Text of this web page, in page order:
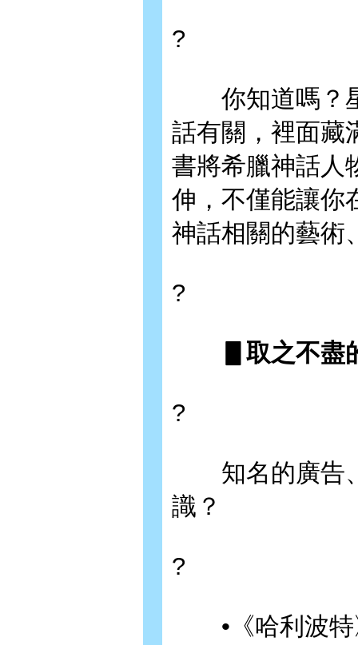
?
你知道嗎？星
話有關，裡面藏
書將希臘神話人
伸，不僅能讓你
神話相關的藝術
?
▋取之不盡的
?
知名的廣告、
識？
?
•《哈利波特